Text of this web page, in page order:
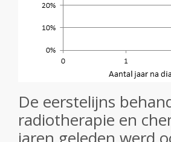
De eerstelijns
radiotherapie en